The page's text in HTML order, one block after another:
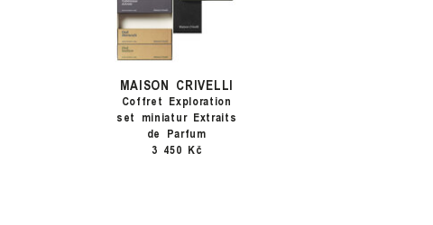
MAISON CRIVELLI
Coffret Exploration
set miniatur Extraits
de Parfum
3 450 Kč